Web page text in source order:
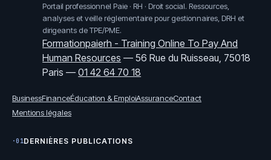
Portail professionnel Paie · RH · Droit social. Ressources,
analyses et veille réglementaire pour gestionnaires, DRH et
dirigeants de TPE/PME.
Formationpaierh - Training Online To Pay And
Human Resources —56 Rue du Ruisseau, 75018
Paris —01 42 64 70 18
BusinessFinanceÉducation & EmploiAssuranceContact
Mentions légales
·01DERNIÈRES PUBLICATIONS